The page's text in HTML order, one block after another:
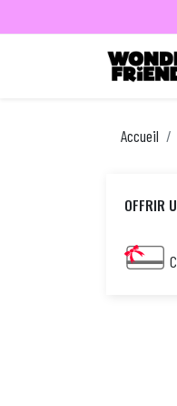
Accueil
OFFRIR